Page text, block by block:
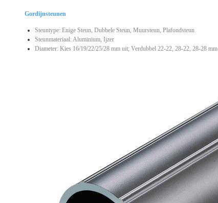
Gordijnsteunen
Steuntype: Enige Steun, Dubbele Steun, Muursteun, Plafondsteun
Steunmateriaal: Aluminium, Ijzer
Diameter: Kies 16/19/22/25/28 mm uit; Verdubbel 22-22, 28-22, 28-28 mm